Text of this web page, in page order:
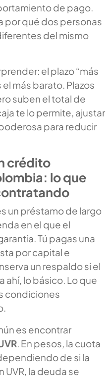
de pago.
por qué dos personas
del mismo
el plazo “más
más barato. Plazos
suben el total de
te lo permite, ajustar
para reducir
crédito
lo que
un préstamo de largo
en el que el
Tú pagas una
por capital e
un respaldo si el
ahí, lo básico. Lo que
condiciones
es encontrar
. En pesos, la cuota
de si la
UVR, la deuda se